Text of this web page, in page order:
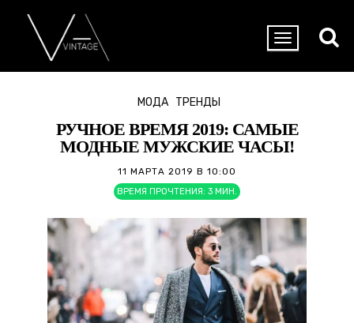
МОДА ТРЕНДЫ
РУЧНОЕ ВРЕМЯ 2019: САМЫЕ
МОДНЫЕ МУЖСКИЕ ЧАСЫ!
11 МАРТА 2019 В 10:00
ВРЕМЯ ПРОЧТЕНИЯ: 3 МИН.